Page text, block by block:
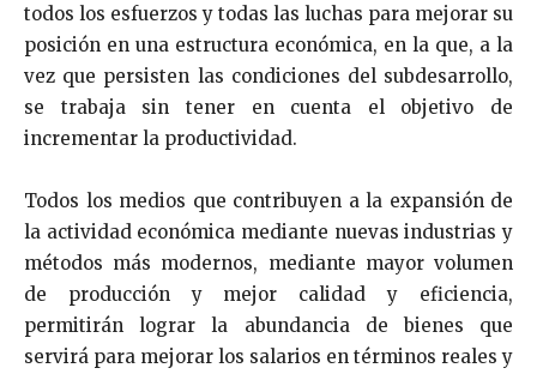
todos los esfuerzos y todas las luchas para mejorar su
posición en una estructura económica, en la que, a la
vez que persis­ten las condiciones del subdesarrollo,
se trabaja sin tener en cuenta el objetivo de
incrementar la productividad.
Todos los medios que contribuyen a la expansión de
la actividad económica mediante nuevas industrias y
métodos más modernos, mediante mayor volumen
de producción y mejor calidad y eficiencia,
permitirán lograr la abundancia de bienes que
servirá para mejorar los salarios en términos reales y